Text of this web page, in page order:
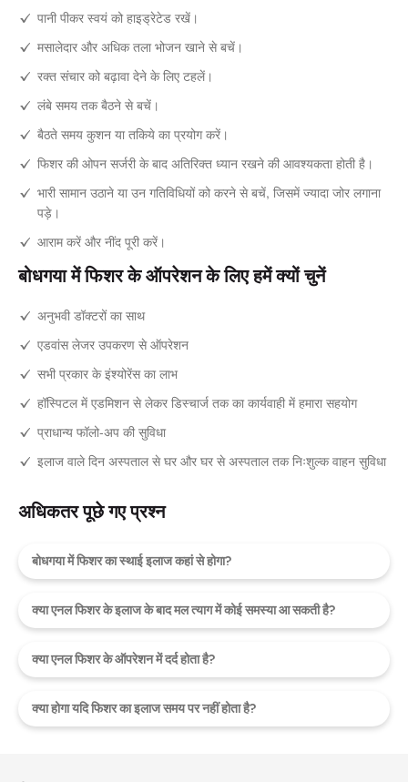
पानी पीकर स्वयं को हाइड्रेटेड रखें।
मसालेदार और अधिक तला भोजन खाने से बचें।
रक्त संचार को बढ़ावा देने के लिए टहलें।
लंबे समय तक बैठने से बचें।
बैठते समय कुशन या तकिये का प्रयोग करें।
फिशर की ओपन सर्जरी के बाद अतिरिक्त ध्यान रखने की आवश्यकता होती है।
भारी सामान उठाने या उन गतिविधियों को करने से बचें, जिसमें ज्यादा जोर लगाना
पड़े।
आराम करें और नींद पूरी करें।
बोधगया में फिशर के ऑपरेशन के लिए हमें क्यों चुनें
अनुभवी डॉक्टरों का साथ
एडवांस लेजर उपकरण से ऑपरेशन
सभी प्रकार के इंश्योरेंस का लाभ
हॉस्पिटल में एडमिशन से लेकर डिस्चार्ज तक का कार्यवाही में हमारा सहयोग
प्राधान्य फॉलो-अप की सुविधा
इलाज वाले दिन अस्पताल से घर और घर से अस्पताल तक निःशुल्क वाहन सुविधा
अधिकतर पूछे गए प्रश्न
बोधगया में फिशर का स्थाई इलाज कहां से होगा?
क्या एनल फिशर के इलाज के बाद मल त्याग में कोई समस्या आ सकती है?
क्या एनल फिशर के ऑपरेशन में दर्द होता है?
क्या होगा यदि फिशर का इलाज समय पर नहीं होता है?